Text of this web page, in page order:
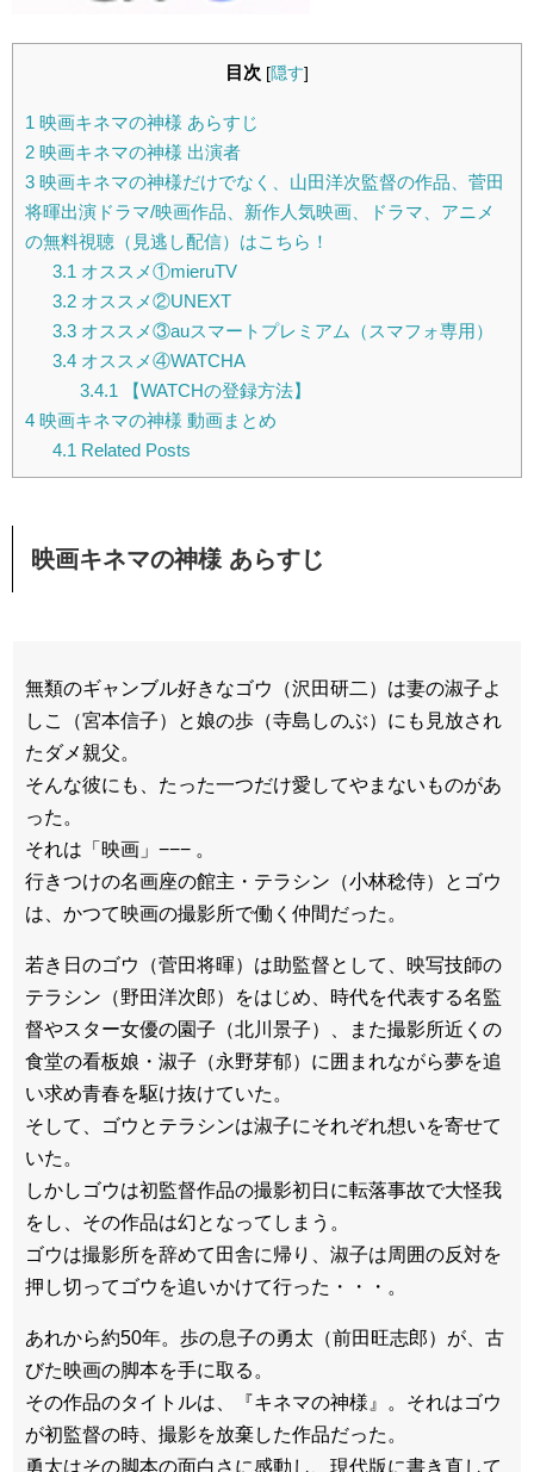
目次 [隠す]
1 映画キネマの神様 あらすじ
2 映画キネマの神様 出演者
3 映画キネマの神様だけでなく、山田洋次監督の作品、菅田
将暉出演ドラマ/映画作品、新作人気映画、ドラマ、アニメ
の無料視聴（見逃し配信）はこちら！
3.1 オススメ①mieruTV
3.2オススメ②UNEXT
3.3オススメ③auスマートプレミアム（スマフォ専用）
3.4オススメ④WATCHA
3.4.1 【WATCHの登録方法】
4 映画キネマの神様 動画まとめ
4.1 Related Posts
映画キネマの神様 あらすじ
無類のギャンブル好きなゴウ（沢田研二）は妻の淑子よ
しこ（宮本信子）と娘の歩（寺島しのぶ）にも見放され
たダメ親父。
そんな彼にも、たった一つだけ愛してやまないものがあ
った。
それは「映画」−−− 。
行きつけの名画座の館主・テラシン（小林稔侍）とゴウ
は、かつて映画の撮影所で働く仲間だった。
若き日のゴウ（菅田将暉）は助監督として、映写技師の
テラシン（野田洋次郎）をはじめ、時代を代表する名監
督やスター女優の園子（北川景子）、また撮影所近くの
食堂の看板娘・淑子（永野芽郁）に囲まれながら夢を追
い求め青春を駆け抜けていた。
そして、ゴウとテラシンは淑子にそれぞれ想いを寄せて
いた。
しかしゴウは初監督作品の撮影初日に転落事故で大怪我
をし、その作品は幻となってしまう。
ゴウは撮影所を辞めて田舎に帰り、淑子は周囲の反対を
押し切ってゴウを追いかけて行った・・・。
あれから約50年。歩の息子の勇太（前田旺志郎）が、古
びた映画の脚本を手に取る。
その作品のタイトルは、『キネマの神様』。それはゴウ
が初監督の時、撮影を放棄した作品だった。
勇太はその脚本の面白さに感動し、現代版に書き直して